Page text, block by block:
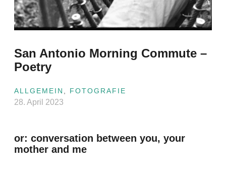
San Antonio Morning Commute –
Poetry
ALLGEMEIN FOTOGRAFIE
28. April 2023
or: conversation between you, your
mother and me